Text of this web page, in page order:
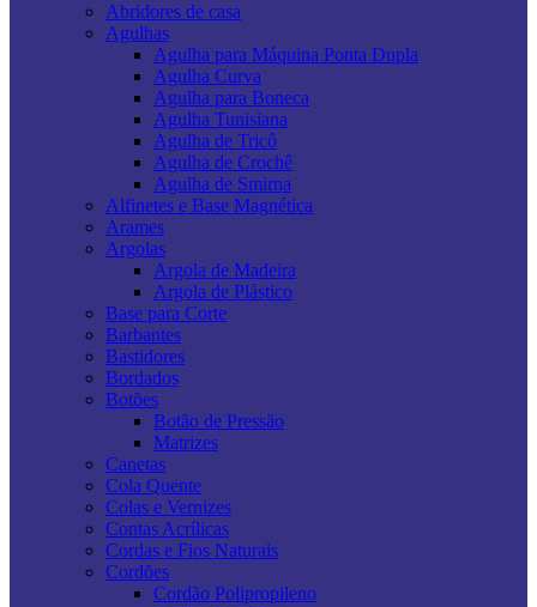
Abridores de casa
Agulhas
Agulha para Máquina Ponta Dupla
Agulha Curva
Agulha para Boneca
Agulha Tunisiana
Agulha de Tricô
Agulha de Crochê
Agulha de Smirna
Alfinetes e Base Magnética
Arames
Argolas
Argola de Madeira
Argola de Plástico
Base para Corte
Barbantes
Bastidores
Bordados
Botões
Botão de Pressão
Matrizes
Canetas
Cola Quente
Colas e Vernizes
Contas Acrílicas
Cordas e Fios Naturais
Cordões
Cordão Polipropileno